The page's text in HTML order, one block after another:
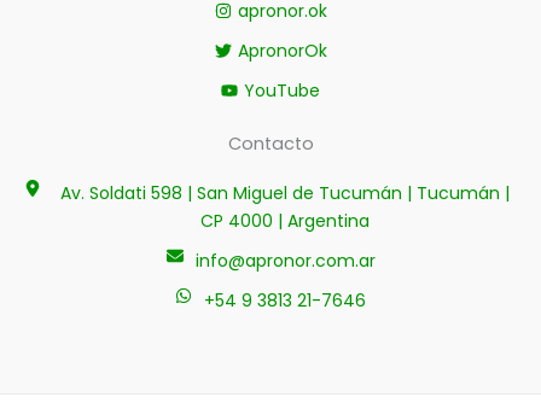
apronor.ok
ApronorOk
YouTube
Contacto
Av. Soldati 598 | San Miguel de Tucumán | Tucumán |
CP 4000 | Argentina
info@apronor.com.ar
+54 9 3813 21-7646